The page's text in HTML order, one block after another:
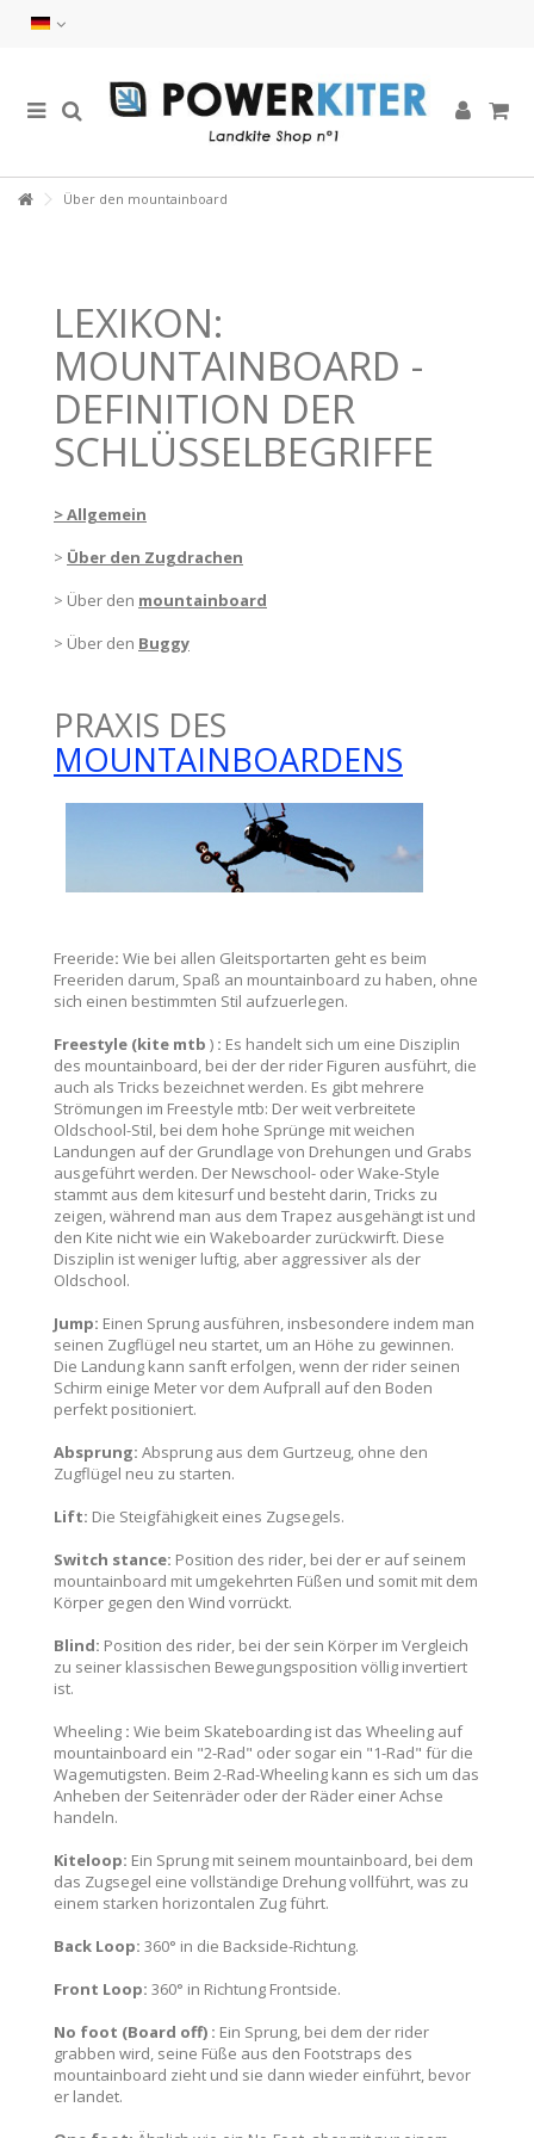
Über den mountainboard
LEXIKON:
MOUNTAINBOARD -
DEFINITION DER
SCHLÜSSELBEGRIFFE
> Allgemein
> Über den Zugdrachen
> Über den mountainboard
> Über den Buggy
PRAXIS DES
MOUNTAINBOARDENS
Freeride: Wie bei allen Gleitsportarten geht es beim
Freeriden darum, Spaß an mountainboard zu haben, ohne
sich einen bestimmten Stil aufzuerlegen.
Freestyle (kite mtb ) : Es handelt sich um eine Disziplin
des mountainboard, bei der der rider Figuren ausführt, die
auch als Tricks bezeichnet werden. Es gibt mehrere
Strömungen im Freestyle mtb: Der weit verbreitete
Oldschool-Stil, bei dem hohe Sprünge mit weichen
Landungen auf der Grundlage von Drehungen und Grabs
ausgeführt werden. Der Newschool- oder Wake-Style
stammt aus dem kitesurf und besteht darin, Tricks zu
zeigen, während man aus dem Trapez ausgehängt ist und
den Kite nicht wie ein Wakeboarder zurückwirft. Diese
Disziplin ist weniger luftig, aber aggressiver als der
Oldschool.
Jump: Einen Sprung ausführen, insbesondere indem man
seinen Zugflügel neu startet, um an Höhe zu gewinnen.
Die Landung kann sanft erfolgen, wenn der rider seinen
Schirm einige Meter vor dem Aufprall auf den Boden
perfekt positioniert.
Absprung: Absprung aus dem Gurtzeug, ohne den
Zugflügel neu zu starten.
Lift: Die Steigfähigkeit eines Zugsegels.
Switch stance: Position des rider, bei der er auf seinem
mountainboard mit umgekehrten Füßen und somit mit dem
Körper gegen den Wind vorrückt.
Blind: Position des rider, bei der sein Körper im Vergleich
zu seiner klassischen Bewegungsposition völlig invertiert
ist.
Wheeling : Wie beim Skateboarding ist das Wheeling auf
mountainboard ein "2-Rad" oder sogar ein "1-Rad" für die
Wagemutigsten. Beim 2-Rad-Wheeling kann es sich um das
Anheben der Seitenräder oder der Räder einer Achse
handeln.
Kiteloop: Ein Sprung mit seinem mountainboard, bei dem
das Zugsegel eine vollständige Drehung vollführt, was zu
einem starken horizontalen Zug führt.
Back Loop: 360° in die Backside-Richtung.
Front Loop: 360° in Richtung Frontside.
No foot (Board off) : Ein Sprung, bei dem der rider
grabben wird, seine Füße aus den Footstraps des
mountainboard zieht und sie dann wieder einführt, bevor
er landet.